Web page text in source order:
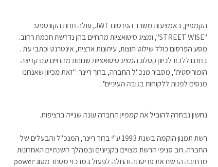
הקמפיין, באמצעות משרד הפרסום JWT, עולה תחת הקונספט:
"STREET WISE", ומציג סיטואציות מהחיים בהן נדרשת חכמת רחוב.
מסע הפרסום כולל שילוט חוצות, עיתונות ארצית, אינטרנט וכתבי עת .
בחרנו ללכת לכיוון קטלוג המציג סיטואציות שנונות מהחיים עם קריצה
הומוריסטית", מסביר מנכ"ל החברה, ברוך ריינר. "זאת מכיוון שאנחנו
מנסים לפנות ללקוחות בגובה העיניים".
נחשון נבחרה להוביל את קמפיין החברה עונה שנייה ברציפות.
רשת תמנון הוקמה בשנת 1993 ע"י ברוך ריינר, המנכ"ל והבעלים של
החברה. רוב סניפי הרשת מצויים בקניונים ובמהלך השנתיים האחרונות
מרחיבה הרשת את פריסתה והחלה לפעול במרכזי מסחר מסוג power